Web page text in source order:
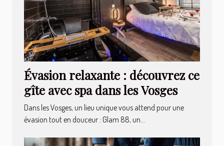
Évasion relaxante : découvrez ce
gîte avec spa dans les Vosges
Dans les Vosges, un lieu unique vous attend pour une
évasion tout en douceur : Glam 88, un...